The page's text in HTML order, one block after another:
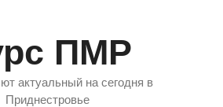
ПМР
актуальный на сегодня в
Приднестровье